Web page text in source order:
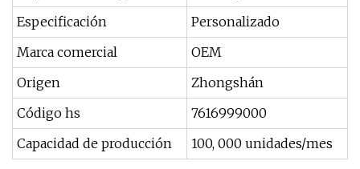
Especificación
Personalizado
Marca comercial
OEM
Origen
Zhongshán
Código hs
7616999000
Capacidad de producción
100, 000 unidades/mes